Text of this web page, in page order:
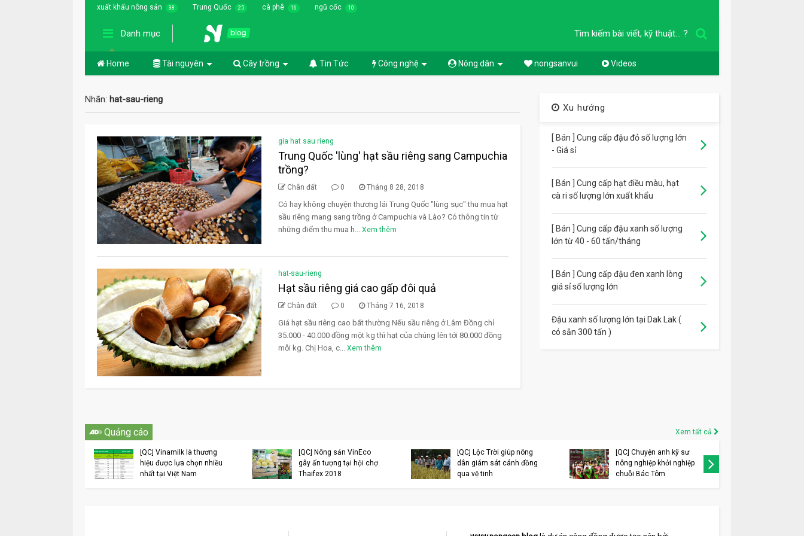
xuất khẩu nông sản 38 Trung Quốc 25 cà phê 16 ngũ cốc 10
Danh mục Tìm kiếm bài viết, kỹ thuật... ?
Home Tài nguyên Cây trồng Tin Tức Công nghệ Nông dân nongsanvui Videos
Nhãn: hat-sau-rieng
gia hat sau rieng
Trung Quốc 'lùng' hạt sầu riêng sang Campuchia
trồng?
Chân đất 0 Tháng 8 28, 2018
Có hay không chuyện thương lái Trung Quốc "lùng sục" thu mua hạt
sầu riêng mang sang trồng ở Campuchia và Lào? Có thông tin từ
những điểm thu mua h... Xem thêm
hat-sau-rieng
Hạt sầu riêng giá cao gấp đôi quả
Chân đất 0 Tháng 7 16, 2018
Giá hạt sầu riêng cao bất thường Nếu sầu riêng ở Lâm Đồng chỉ
35.000 - 40.000 đồng một kg thì hạt của chúng lên tới 80.000 đồng
mỗi kg. Chị Hoa, c... Xem thêm
Xu hướng
[ Bán ] Cung cấp đậu đỏ số lượng lớn
- Giá sỉ
[ Bán ] Cung cấp hạt điều màu, hạt
cà ri số lượng lớn xuất khẩu
[ Bán ] Cung cấp đậu xanh số lượng
lớn từ 40 - 60 tấn/tháng
[ Bán ] Cung cấp đậu đen xanh lòng
giá sỉ số lượng lớn
Đậu xanh số lượng lớn tại Dak Lak (
có sẵn 300 tấn )
Quảng cáo Xem tất cả
[QC] Vinamilk là thương
hiệu được lựa chọn nhiều
nhất tại Việt Nam
[QC] Nông sản VinEco
gây ấn tượng tại hội chợ
Thaifex 2018
[QC] Lộc Trời giúp nông
dân giám sát cánh đồng
qua vệ tinh
[QC] Chuyện anh kỹ sư
nông nghiệp khởi nghiệp
chuỗi Bác Tôm